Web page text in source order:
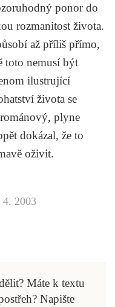
ponor do
rozmanitost života.
až příliš přímo,
toto nemusí být
ilustrující
života se
plyne
dokázal, že to
oživit.
4. 2003
Máte k textu
Napište